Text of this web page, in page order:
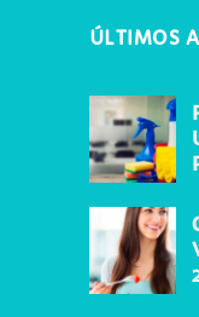
ÚLTIMOS